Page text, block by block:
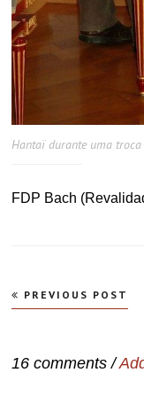
Hantaï durante uma troca
FDP Bach
Navegação
de
PREVIOUS POST
16 comments /